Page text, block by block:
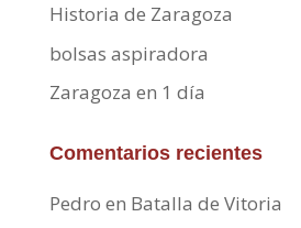
Historia de Zaragoza
bolsas aspiradora
Zaragoza en 1 día
Comentarios recientes
Pedro en Batalla de Vitoria